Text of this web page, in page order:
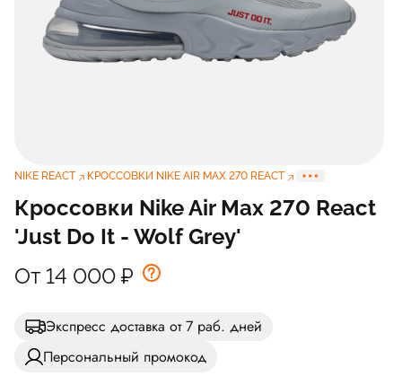
NIKE REACT КРОССОВКИ NIKE AIR MAX 270 REACT
Кроссовки Nike Air Max 270 React
'Just Do It - Wolf Grey'
От 14 000 ₽
Экспресс доставка от 7 раб. дней
Персональный промокод